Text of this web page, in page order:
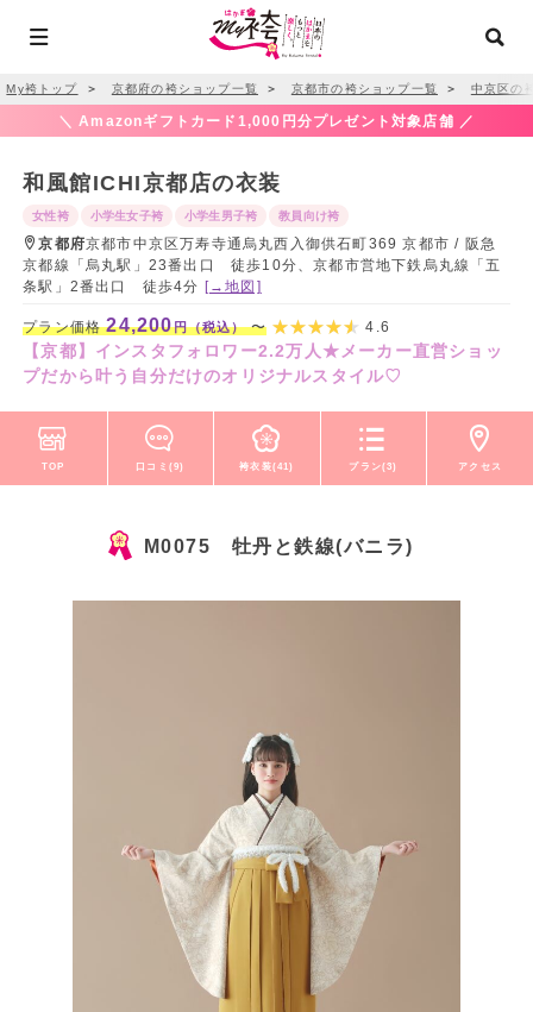
My袴トップ ＞ 京都府の袴ショップ一覧 ＞ 京都市の袴ショップ一覧 ＞ 中京区の
＼ Amazonギフトカード1,000円分プレゼント対象店舗 ／
和風館ICHI京都店の衣装
女性袴 小学生女子袴 小学生男子袴 教員向け袴
京都府京都市中京区万寿寺通烏丸西入御供石町369 京都市 / 阪急
京都線「烏丸駅」23番出口 徒歩10分、京都市営地下鉄烏丸線「五
条駅」2番出口 徒歩4分 [→地図]
プラン価格24,200円（税込）〜 4.6
【京都】インスタフォロワー2.2万人★メーカー直営ショッ
プだから叶う自分だけのオリジナルスタイル♡
TOP 口コミ(9) 袴衣装(41) プラン(3) アクセス
M0075 牡丹と鉄線(バニラ)